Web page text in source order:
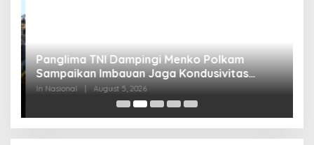
Panglima TNI Dampingi Menko Polkam
Sampaikan Imbauan Jaga Kondusivitas
Bangsa
In Nasional August 5, 2026